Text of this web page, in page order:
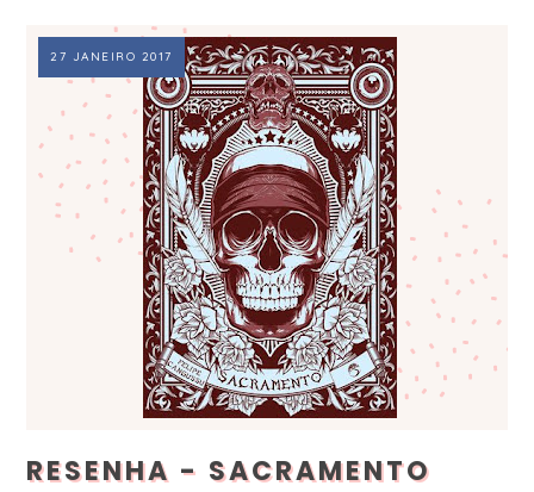
27 JANEIRO 2017
RESENHA - SACRAMENTO